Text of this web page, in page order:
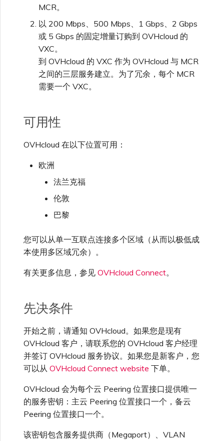
设置 OpenMetrics 服务监控
Azure 服务密钥 API 响应字
MCR。
以 200 Mbps、500 Mbps、1 Gbps、2 Gbps
或 5 Gbps 的固定增量订购到 OVHcloud 的
VXC。
到 OVHcloud 的 VXC 作为 OVHcloud 与 MCR
之间的三层服务建立。为了冗余，每个 MCR
需要一个 VXC。
可用性
OVHcloud 在以下位置可用：
欧洲
法兰克福
伦敦
巴黎
您可以从单一互联点连接多个区域（从而以极低成
本使用多区域冗余）。
有关更多信息，参见 OVHcloud Connect。
先决条件
开始之前，请通知 OVHcloud。如果您是现有
OVHcloud 客户，请联系您的 OVHcloud 客户经理
并签订 OVHcloud 服务协议。如果您是新客户，您
可以从 OVHcloud Connect website 下单。
OVHcloud 会为每个云 Peering 位置接口提供唯一
的服务密钥：主云 Peering 位置接口一个，备云
Peering 位置接口一个。
该密钥包含服务提供商（Megaport）、VLAN